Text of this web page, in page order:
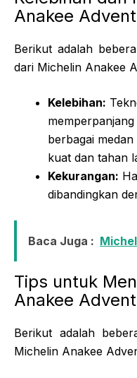
Anakee
Berikut adalah
dari Michelin Anakee
Kelebihan:
berbagai
kuat dan tahan
Kekurangan:
dibandingkan
Baca Juga :
Tips untuk
Anakee
Berikut adalah
Michelin Anakee